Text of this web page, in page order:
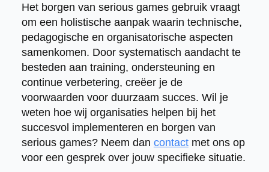
Het borgen van serious games gebruik vraagt
om een holistische aanpak waarin technische,
pedagogische en organisatorische aspecten
samenkomen. Door systematisch aandacht te
besteden aan training, ondersteuning en
continue verbetering, creëer je de
voorwaarden voor duurzaam succes. Wil je
weten hoe wij organisaties helpen bij het
succesvol implementeren en borgen van
serious games? Neem dan contactmet ons op
voor een gesprek over jouw specifieke situatie.